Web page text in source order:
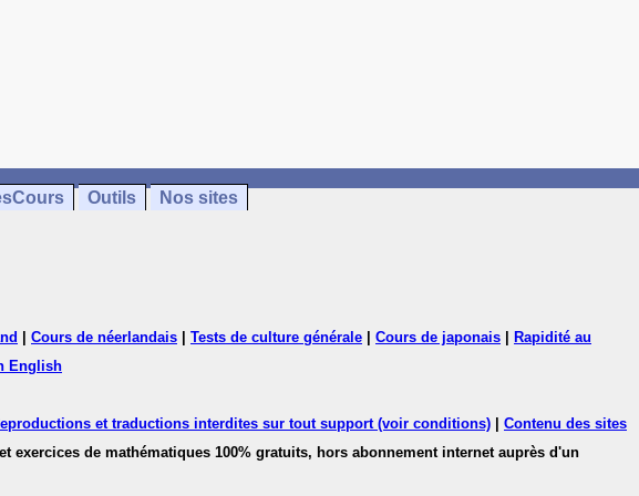
Outils Nos sites
Cours de néerlandais Tests de culture générale Cours de japonais
Rapidité au
English
et traductions interdites sur tout support (voir conditions)
Contenu des sites
et exercices de mathématiques 100% gratuits, hors abonnement internet auprès d'un